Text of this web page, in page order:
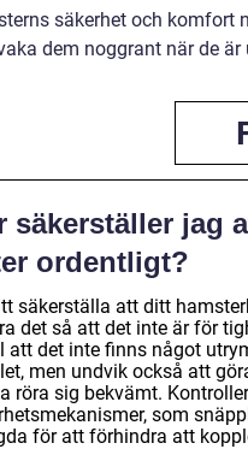
säkerhet och komfort
dem noggrant när de är
säkerställer jag
ordentligt?
säkerställa att ditt
det så att det inte är för
att det inte finns något
men undvik också att
röra sig bekvämt.
som
för att förhindra att